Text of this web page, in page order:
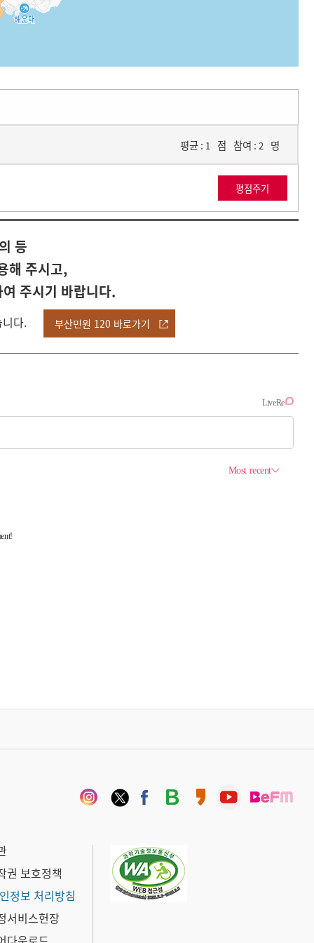
평균 : 1 점 참여 : 2 명
등
해 주시고,
주시기 바랍니다.
다. 부산민원 120 바로가기
권 보호정책
정보 처리방침
서비스헌장